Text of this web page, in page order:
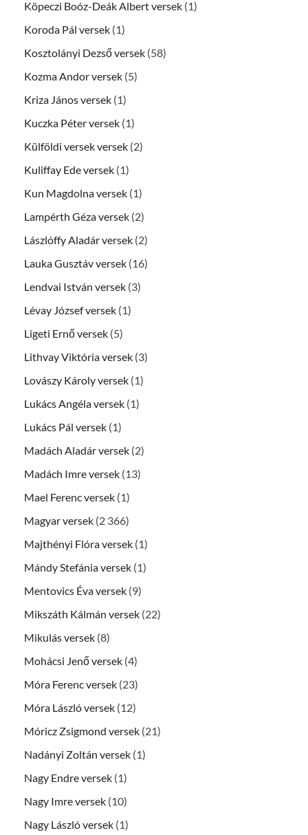
Köpeczi Boóz-Deák Albert versek (1)
Koroda Pál versek (1)
Kosztolányi Dezső versek (58)
Kozma Andor versek (5)
Kriza János versek (1)
Kuczka Péter versek (1)
Külföldi versek versek (2)
Kuliffay Ede versek (1)
Kun Magdolna versek (1)
Lampérth Géza versek (2)
Lászlóffy Aladár versek (2)
Lauka Gusztáv versek (16)
Lendvai István versek (3)
Lévay József versek (1)
Ligeti Ernő versek (5)
Lithvay Viktória versek (3)
Lovászy Károly versek (1)
Lukács Angéla versek (1)
Lukács Pál versek (1)
Madách Aladár versek (2)
Madách Imre versek (13)
Mael Ferenc versek (1)
Magyar versek (2 366)
Majthényi Flóra versek (1)
Mándy Stefánia versek (1)
Mentovics Éva versek (9)
Mikszáth Kálmán versek (22)
Mikulás versek (8)
Mohácsi Jenő versek (4)
Móra Ferenc versek (23)
Móra László versek (12)
Móricz Zsigmond versek (21)
Nadányi Zoltán versek (1)
Nagy Endre versek (1)
Nagy Imre versek (10)
Nagy László versek (1)